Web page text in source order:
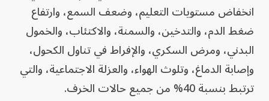
انخفاض مستويات التعليم، وضعف السمع، وارتفاع
ضغط الدم، والتدخين، والسمنة، والاكتئاب، والخمول
البدني، ومرض السكري، والإفراط في تناول الكحول،
وإصابة الدماغ، وتلوث الهواء، والعزلة الاجتماعية، والتي
ترتبط بنسبة 40% من جميع حالات الخرف.